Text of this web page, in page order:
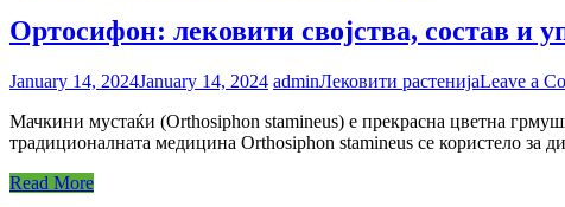
Ортосифон: лековити својства, состав и
January 14, 2024January 14, 2024 adminЛековити растенијаLeave a
Мачкини мустаќи (Orthosiphon stamineus) е прекрасна цветна
традиционалната медицина Orthosiphon stamineus се користело за
Read More